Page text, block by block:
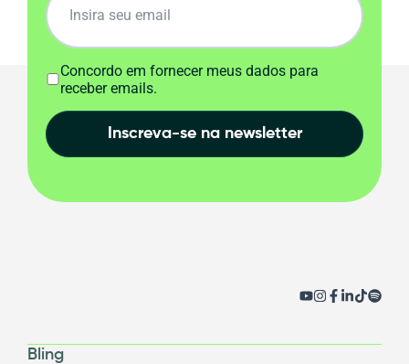
Concordo em fornecer meus dados para
receber emails.
Inscreva-se na newsletter
Bling